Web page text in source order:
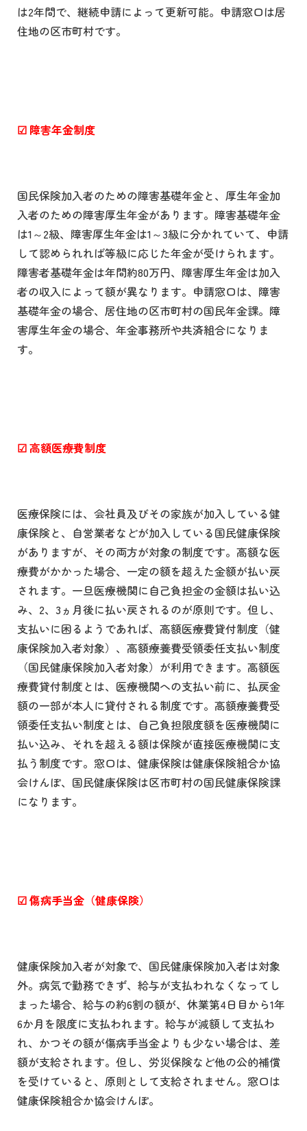
は2年間で、継続申請によって更新可能。申請窓口は居
住地の区市町村です。
☑ 障害年金制度
国民保険加入者のための障害基礎年金と、厚生年金加
入者のための障害厚生年金があります。障害基礎年金
は1～2級、障害厚生年金は1～3級に分かれていて、申請
して認められれば等級に応じた年金が受けられます。
障害者基礎年金は年間約80万円、障害厚生年金は加入
者の収入によって額が異なります。申請窓口は、障害
基礎年金の場合、居住地の区市町村の国民年金課。障
害厚生年金の場合、年金事務所や共済組合になりま
す。
☑高額医療費制度
医療保険には、会社員及びその家族が加入している健
康保険と、自営業者などが加入している国民健康保険
がありますが、その両方が対象の制度です。高額な医
療費がかかった場合、一定の額を超えた金額が払い戻
されます。一旦医療機関に自己負担金の金額は払い込
み、2、3ヵ月後に払い戻されるのが原則です。但し、
支払いに困るようであれば、高額医療費貸付制度（健
康保険加入者対象）、高額療養費受領委任支払い制度
（国民健康保険加入者対象）が利用できます。高額医
療費貸付制度とは、医療機関への支払い前に、払戻金
額の一部が本人に貸付される制度です。高額療養費受
領委任支払い制度とは、自己負担限度額を医療機関に
払い込み、それを超える額は保険が直接医療機関に支
払う制度です。窓口は、健康保険は健康保険組合か協
会けんぽ、国民健康保険は区市町村の国民健康保険課
になります。
☑傷病手当金（健康保険）
健康保険加入者が対象で、国民健康保険加入者は対象
外。病気で勤務できず、給与が支払われなくなってし
まった場合、給与の約6割の額が、休業第4日目から1年
6か月を限度に支払われます。給与が減額して支払わ
れ、かつその額が傷病手当金よりも少ない場合は、差
額が支給されます。但し、労災保険など他の公的補償
を受けていると、原則として支給されません。窓口は
健康保険組合か協会けんぽ。